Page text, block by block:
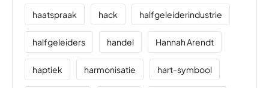
haatspraak hack halfgeleiderindustrie
halfgeleiders handel Hannah Arendt
haptiek harmonisatie hart-symbool